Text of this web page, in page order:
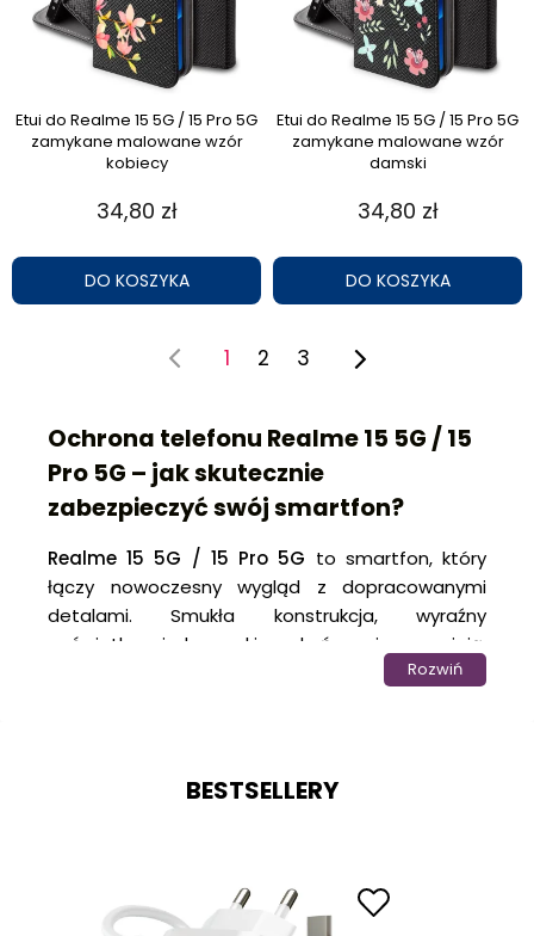
Etui do Realme 15 5G / 15 Pro 5G
zamykane malowane wzór
kobiecy
34,80 zł
DO KOSZYKA
Etui do Realme 15 5G / 15 Pro 5G
zamykane malowane wzór
damski
34,80 zł
DO KOSZYKA
1 2 3
Ochrona telefonu Realme 15 5G / 15
Pro 5G – jak skutecznie
zabezpieczyć swój smartfon?
Realme 15 5G / 15 Pro 5G to smartfon, który
łączy nowoczesny wygląd z dopracowanymi
detalami. Smukła konstrukcja, wyraźny
wyświetlacz i eleganckie wykończenie sprawiają,
że urządzenie prezentuje się świetnie w każdej
multimediami i wielozadaniową pracą.
kluczami w kieszeni czy przypadkowe uderzenie
mogą naruszyć obudowę lub uszkodzić ekran. To
Rozwiń
BESTSELLERY